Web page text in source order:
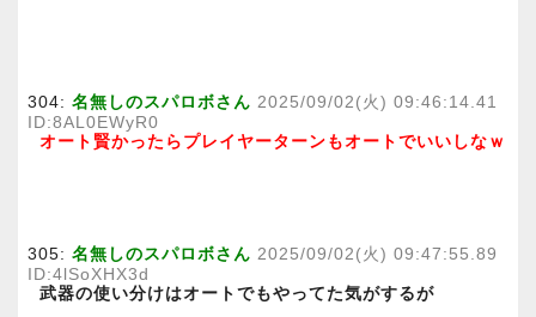
304: 名無しのスパロボさん 2025/09/02(火) 09:46:14.41
ID:8AL0EWyR0
オート賢かったらプレイヤーターンもオートでいいしなｗ
305: 名無しのスパロボさん 2025/09/02(火) 09:47:55.89
ID:4lSoXHX3d
武器の使い分けはオートでもやってた気がするが